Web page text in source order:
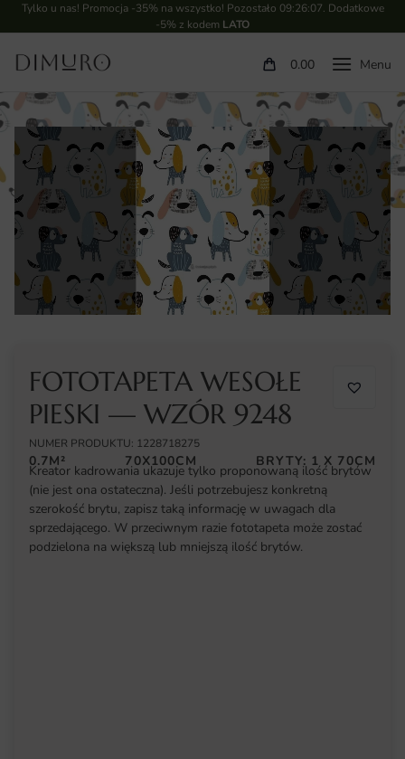
Tylko u nas! Promocja -35% na wszystko! Pozostało 09:26:07. Dodatkowe
-5% z kodem LATO
0.00
FOTOTAPETA WESOŁE
PIESKI — WZÓR 9248
NUMER PRODUKTU: 1228718275
0.7M² 70X100CM BRYTY: 1 X 70CM
Kreator kadrowania ukazuje tylko proponowaną ilość brytów
(nie jest ona ostateczna). Jeśli potrzebujesz konkretną
szerokość brytu, zapisz taką informację w uwagach dla
sprzedającego. W przeciwnym razie fototapeta może zostać
podzielona na większą lub mniejszą ilość brytów.